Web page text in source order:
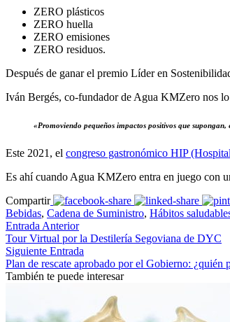
ZERO plásticos
ZERO huella
ZERO emisiones
ZERO residuos.
Después de ganar el premio Líder en
Iván Bergés, co-fundador de Agua KMZero nos lo
«Promoviendo pequeños impactos positivos que
Este 2021, el congreso gastronómico HIP
Es ahí cuando Agua KMZero entra en juego con
Compartir
Bebidas, Cadena de Suministro, Hábitos
Entrada Anterior
Tour Virtual por la Destilería Segoviana de DYC
Siguiente Entrada
Plan de rescate aprobado por el Gobierno: ¿quién
También te puede interesar